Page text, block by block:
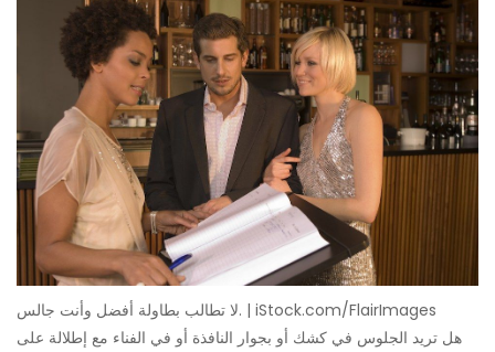
لا تطالب بطاولة أفضل وأنت جالس. | iStock.com/FlairImages
هل تريد الجلوس في كشك أو بجوار النافذة أو في الفناء مع إطلالة على